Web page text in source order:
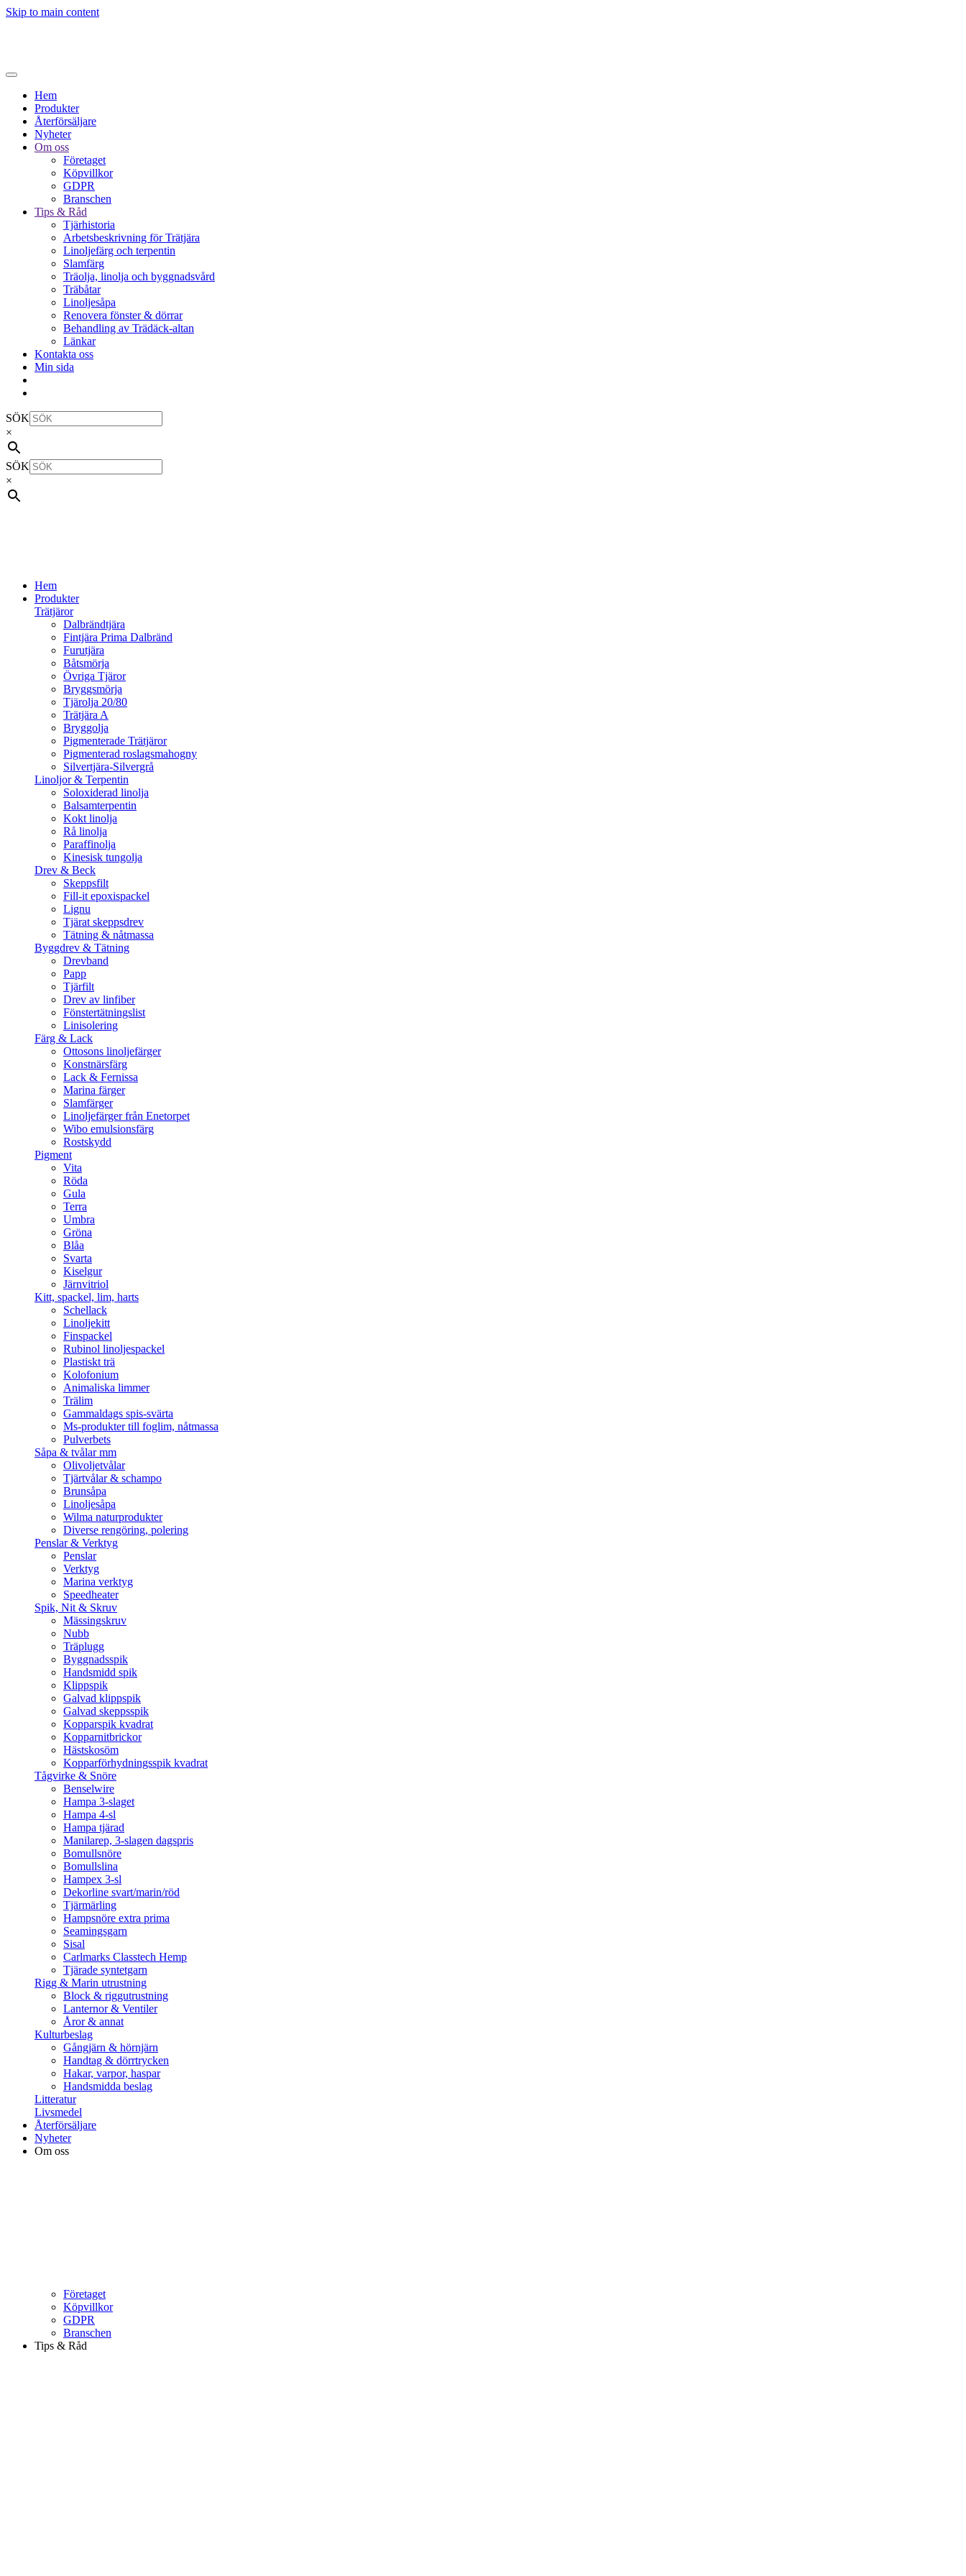
Skip to main content
Hem
Produkter
Återförsäljare
Nyheter
Om oss
Företaget
Köpvillkor
GDPR
Branschen
Tips & Råd
Tjärhistoria
Arbetsbeskrivning för Trätjära
Linoljefärg och terpentin
Slamfärg
Träolja, linolja och byggnadsvård
Träbåtar
Linoljesåpa
Renovera fönster & dörrar
Behandling av Trädäck-altan
Länkar
Kontakta oss
Min sida
SÖK
×
SÖK
×
Hem
Produkter
Trätjäror
Dalbrändtjära
Fintjära Prima Dalbränd
Furutjära
Båtsmörja
Övriga Tjäror
Bryggsmörja
Tjärolja 20/80
Trätjära A
Bryggolja
Pigmenterade Trätjäror
Pigmenterad roslagsmahogny
Silvertjära-Silvergrå
Linoljor & Terpentin
Soloxiderad linolja
Balsamterpentin
Kokt linolja
Rå linolja
Paraffinolja
Kinesisk tungolja
Drev & Beck
Skeppsfilt
Fill-it epoxispackel
Lignu
Tjärat skeppsdrev
Tätning & nåtmassa
Byggdrev & Tätning
Drevband
Papp
Tjärfilt
Drev av linfiber
Fönstertätningslist
Linisolering
Färg & Lack
Ottosons linoljefärger
Konstnärsfärg
Lack & Fernissa
Marina färger
Slamfärger
Linoljefärger från Enetorpet
Wibo emulsionsfärg
Rostskydd
Pigment
Vita
Röda
Gula
Terra
Umbra
Gröna
Blåa
Svarta
Kiselgur
Järnvitriol
Kitt, spackel, lim, harts
Schellack
Linoljekitt
Finspackel
Rubinol linoljespackel
Plastiskt trä
Kolofonium
Animaliska limmer
Trälim
Gammaldags spis-svärta
Ms-produkter till foglim, nåtmassa
Pulverbets
Såpa & tvålar mm
Olivoljetvålar
Tjärtvålar & schampo
Brunsåpa
Linoljesåpa
Wilma naturprodukter
Diverse rengöring, polering
Penslar & Verktyg
Penslar
Verktyg
Marina verktyg
Speedheater
Spik, Nit & Skruv
Mässingskruv
Nubb
Träplugg
Byggnadsspik
Handsmidd spik
Klippspik
Galvad klippspik
Galvad skeppsspik
Kopparspik kvadrat
Kopparnitbrickor
Hästskosöm
Kopparförhydningsspik kvadrat
Tågvirke & Snöre
Benselwire
Hampa 3-slaget
Hampa 4-sl
Hampa tjärad
Manilarep, 3-slagen dagspris
Bomullsnöre
Bomullslina
Hampex 3-sl
Dekorline svart/marin/röd
Tjärmärling
Hampsnöre extra prima
Seamingsgarn
Sisal
Carlmarks Classtech Hemp
Tjärade syntetgarn
Rigg & Marin utrustning
Block & riggutrustning
Lanternor & Ventiler
Åror & annat
Kulturbeslag
Gångjärn & hörnjärn
Handtag & dörrtrycken
Hakar, varpor, haspar
Handsmidda beslag
Litteratur
Livsmedel
Återförsäljare
Nyheter
Om oss
Företaget
Köpvillkor
GDPR
Branschen
Tips & Råd